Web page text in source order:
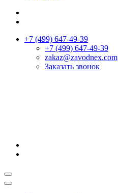
+7 (499) 647-49-39
+7 (499) 647-49-39
zakaz@zavodnex.сom
Заказать звонок